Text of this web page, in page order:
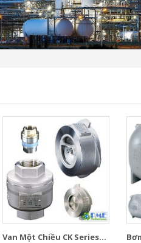
Van Một Chiều CK Series...